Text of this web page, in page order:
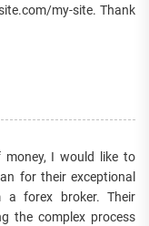
my-site. Thank
I would like to
for their exceptional
a forex broker. Their
the complex process